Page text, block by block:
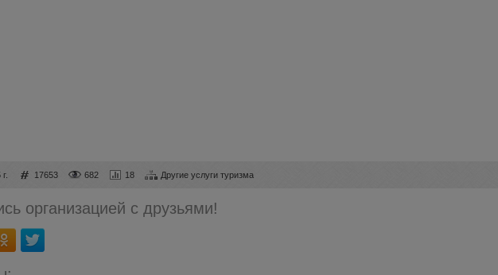
17653 682 18 Другие услуги туризма
организацией с друзьями!